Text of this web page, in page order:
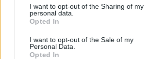
not limited to your visit or usage behaviour.
grant or deny consent to Google and its
use your data for below specified purposes
consent section.
I want to opt-out of the Sharing of my
personal data.
Opted In
I want to opt-out of the Sale of my
Personal Data.
Opted In
vyhřeznuté ploténky, ale nakonec ji
Ústřední vojenské nemocnici v Praze.
současnosti čeká třítýdenní klid a poté
rehabilitací.